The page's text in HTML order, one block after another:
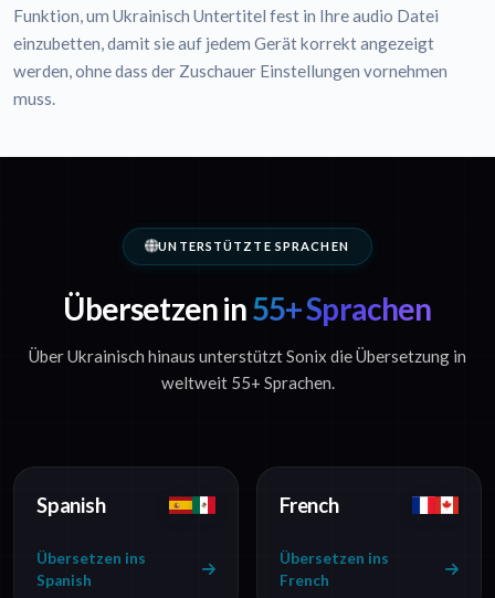
Funktion, um Ukrainisch Untertitel fest in Ihre audio Datei
einzubetten, damit sie auf jedem Gerät korrekt angezeigt
werden, ohne dass der Zuschauer Einstellungen vornehmen
muss.
UNTERSTÜTZTE SPRACHEN
Übersetzen in55+ Sprachen
Über Ukrainisch hinaus unterstützt Sonix die Übersetzung in
weltweit 55+ Sprachen.
Spanish
Übersetzen ins
Spanish
French
Übersetzen ins
French